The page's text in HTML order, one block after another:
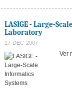
LASIGE - Large-
Laboratory
17-DEC-2007
Ver